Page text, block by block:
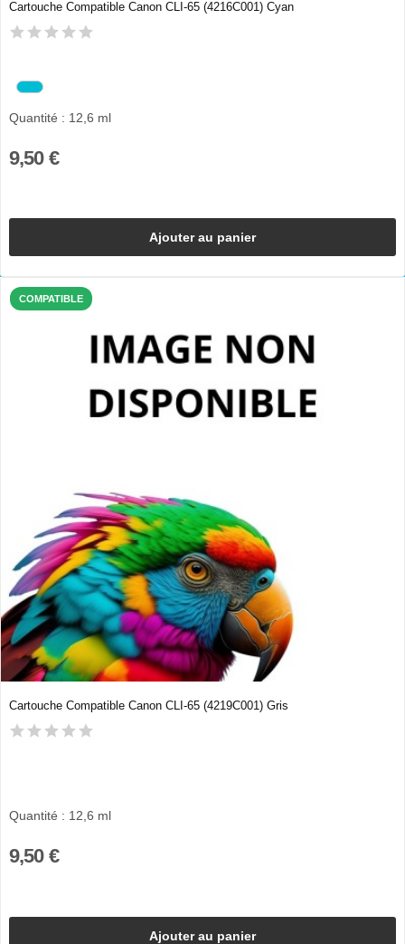
Cartouche Compatible Canon CLI-65 (4216C001) Cyan
Quantité : 12,6 ml
9,50 €
Ajouter au panier
COMPATIBLE
Cartouche Compatible Canon CLI-65 (4219C001) Gris
Quantité : 12,6 ml
9,50 €
Ajouter au panier